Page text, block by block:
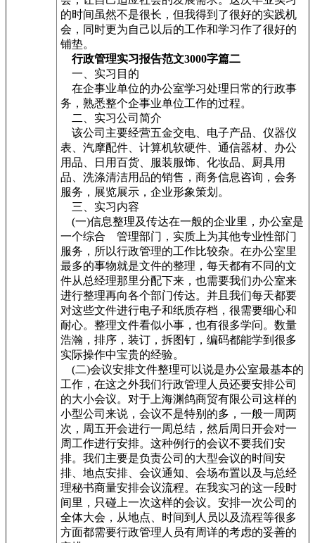
的时间虽然不是很长，但我得到了很好的实践机
会，同时更为自己以后的工作和学习作了很好的
铺垫。
行政管理实习报告范文3000字篇二
一、实习目的
在企事业单位的办公室学习处理日常的行政事
务，熟悉整个企事业单位工作的过程。
二、实习公司简介
该公司主要经营五金交电、电子产品、仪器仪
表、汽摩配件、计算机软硬件、通信器材、办公
用品、日用百货、服装服饰、化妆品、厨具用
品、洗涤清洁用品的销售，商务信息咨询，会务
服务，展览展示，企业形象策划。
三、实习内容
(一)信息整理及传达在一般的企业里，办公室是
一个综合 管理部门，实质上为其他专业性部门
服务，所以行政管理的工作比较杂。在办公室里
最多的事物就是文件的整理，每天都有不同的文
件从总经理那里分配下来，也需要我们办公室来
进行整理再向各个部门传达。并且我们每天都要
对这些文件进行电子和纸质存档，很需要细心和
耐心。整理文件看似小事，也有很多学问。数量
浩瀚，排序，装订，拆图钉，编码都能学到很多
实际操作中宝贵的经验。
(二)会议安排文件整理可以说是办公室最基本的
工作，在这之外我们行政管理人员还要安排公司
的大小会议。对于上海渊鸽商贸有限公司这样的
小型公司来说，会议不是特别的多，一般一周两
次，周五开会进行一周总结，然后周日开会对一
周工作进行安排。这种例行的会议不要我们安
排。我们主要是负责公司的大型会议的时间安
排、地点安排、会议通知、会场布置以及与总经
理秘书商量安排会议流程。在我实习的这一段时
间里，只碰上一次这样的会议。安排一次公司的
全体大会，从地点、时间到人员以及流程等很多
方面都需要行政管理人员有周详的考虑的妥善的